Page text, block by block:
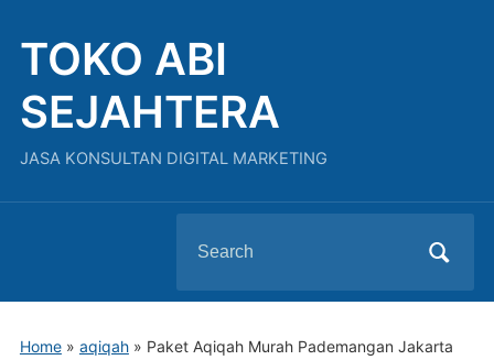
TOKO ABI
SEJAHTERA
JASA KONSULTAN DIGITAL MARKETING
for:
Home» aqiqah» Paket Aqiqah Murah Pademangan Jakarta